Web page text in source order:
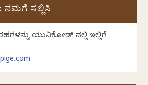
ನಮಗೆ ಸಲ್ಲಿಸಿ
ಯುನಿಕೋಡ್ ನಲ್ಲಿ ಇಲ್ಲಿಗೆ